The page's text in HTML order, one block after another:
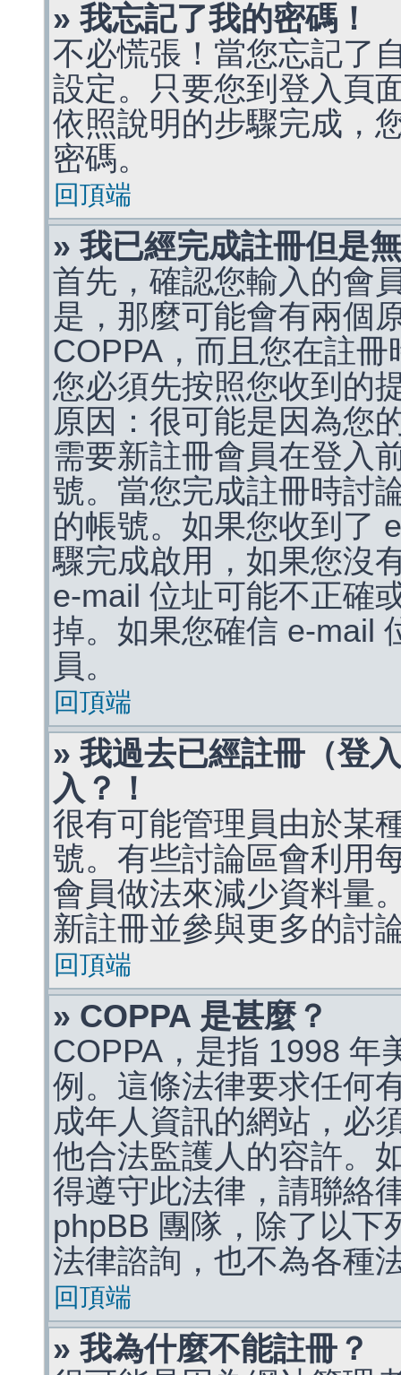
» 我忘記了我的密碼！
不必慌張！當您忘記了
設定。只要您到登入頁
依照說明的步驟完成，
密碼。
回頂端
» 我已經完成註冊但是
首先，確認您輸入的會
是，那麼可能會有兩個
COPPA，而且您在註
您必須先按照您收到的
原因：很可能是因為您
需要新註冊會員在登入
號。當您完成註冊時討
的帳號。如果您收到了
驟完成啟用，如果您沒
e-mail 位址可能不正確
掉。如果您確信 e-mail
員。
回頂端
» 我過去已經註冊（登
入？！
很有可能管理員由於某
號。有些討論區會利用
會員做法來減少資料量
新註冊並參與更多的討
回頂端
» COPPA 是甚麼？
COPPA，是指 1998 年
例。這條法律要求任何
成年人資訊的網站，必
他合法監護人的容許。
得遵守此法律，請聯絡
phpBB 團隊，除了以下
法律諮詢，也不為各種
回頂端
» 我為什麼不能註冊？